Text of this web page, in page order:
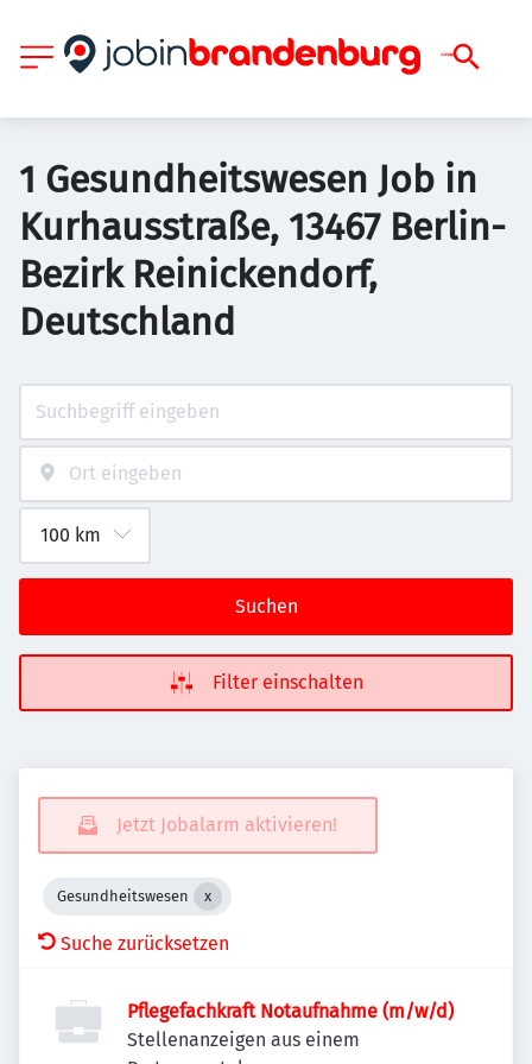
1 Gesundheitswesen Job in
Kurhausstraße, 13467 Berlin-
Bezirk Reinickendorf,
Deutschland
Suchen
Filter einschalten
Jetzt Jobalarm aktivieren!
Gesundheitswesen
Suche zurücksetzen
Pflegefachkraft Notaufnahme (m/w/d)
Stellenanzeigen aus einem